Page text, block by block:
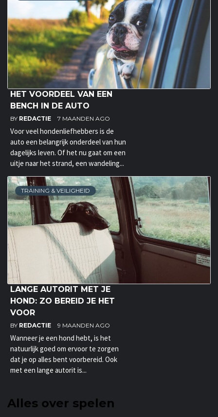
HET VOORDEEL VAN EEN
BENCH IN DE AUTO
BY REDACTIE 7 MAANDEN AGO
Voor veel hondenliefhebbers is de
auto een belangrijk onderdeel van hun
dagelijks leven. Of het nu gaat om een
uitje naar het strand, een wandeling...
TRAINING & VEILIGHEID
LANGE AUTORIT MET JE
HOND: ZO BEREID JE HET
VOOR
BY REDACTIE 9 MAANDEN AGO
Wanneer je een hond hebt, is het
natuurlijk goed om ervoor te zorgen
dat je op alles bent voorbereid. Ook
met een lange autorit is...
Alles over spelen